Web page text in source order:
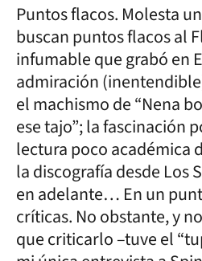
Puntos flacos. Molesta
buscan puntos flacos al
infumable que grabó en
admiración
el machismo de “Nena
ese tajo”; la fascinación
lectura poco académica
la discografía desde Los
en adelante… En un
críticas. No obstante, y
que criticarlo –tuve el